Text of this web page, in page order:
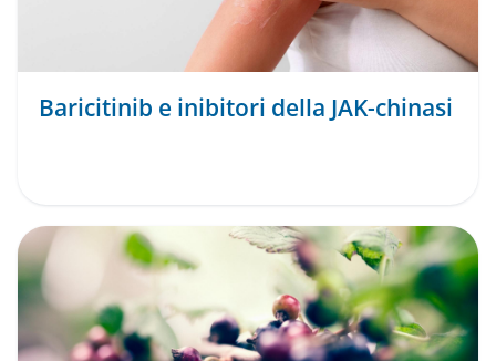
Baricitinib e inibitori della JAK-chinasi